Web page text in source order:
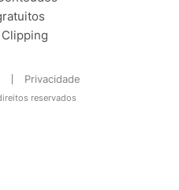
Privacidade
reservados